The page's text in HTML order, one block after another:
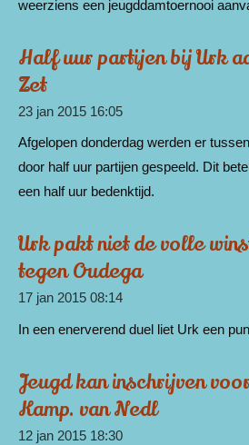
weerziens een jeugddamtoernooi
Half uur partijen bij Urk
Zet
23 jan 2015 16:05
Afgelopen donderdag werden er
door half uur partijen gespeeld. Dit
een half uur bedenktijd.
Urk pakt niet de volle
tegen Oudega
17 jan 2015 08:14
In een enerverend duel liet Urk een
Jeugd kan inschrijven
Kamp. van Nedl
12 jan 2015 18:30